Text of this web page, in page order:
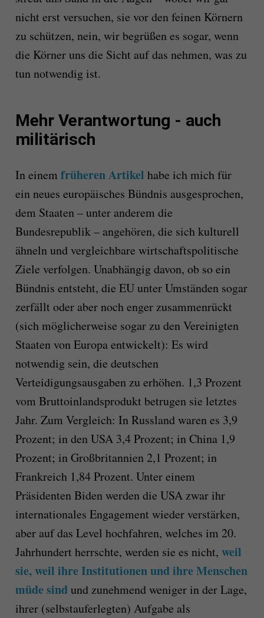
nicht erst versuchen, sie vor den feinen Körnern
zu schützen, nein, wir begrüßen es sogar, wenn
die Körner uns die Sicht auf das nehmen, was zu
tun notwendig ist.
Mehr Verantwortung - auch
militärisch
In einem früheren Artikel habe ich mich für
ein neues europäisches Bündnis ausgesprochen,
dem Staaten – unter anderem die
Bundesrepublik – angehören, die sich kulturell
ähneln und vergleichbare wirtschaftspolitische
Ziele verfolgen. Unabhängig davon, ob so ein
Bündnis entsteht, die EU unter Umständen sogar
zerfällt oder aber noch enger zusammenrückt
(sich möglicherweise sogar zu den Vereinigten
Staaten von Europa entwickelt): Es wird
notwendig sein, die deutschen
Verteidigungsausgaben zu erhöhen. 1,3 Prozent
vom Bruttoinlandsprodukt betrugen sie letztes
Jahr. Zum Vergleich: In Russland waren es 3,9
Prozent; in den USA 3,4 Prozent; in China 1,9
Prozent; in Großbritannien 2,1 Prozent; in
Frankreich 1,84 Prozent. Unter einem
Präsidenten Biden werden die USA zwar ihr
internationales Engagement wieder verstärken,
aber auf das Level hochfahren, welches im 20.
Jahrhundert herrschte, werden sie es nicht, weil
sie, weil ihre Institutionen und ihre Menschen
müde sindund zunehmend weniger in der Lage,
ihrer (selbstauferlegten) Aufgabe als